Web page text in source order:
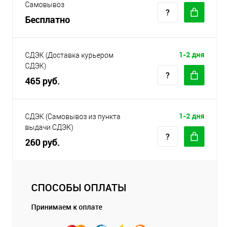
Самовывоз
Бесплатно
СДЭК (Доставка курьером
СДЭК)
465 руб.
1-2 дня
СДЭК (Самовывоз из пункта
выдачи СДЭК)
260 руб.
1-2 дня
СПОСОБЫ ОПЛАТЫ
Принимаем к оплате